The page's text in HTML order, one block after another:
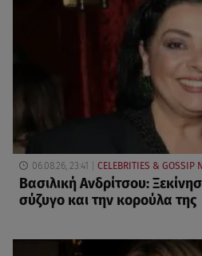
06.08.26, 23:41 CELEBRITIES & GOSSIP
Βασιλική Ανδρίτσου:
σύζυγο και την κορούλα της